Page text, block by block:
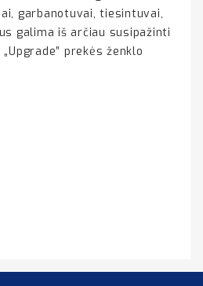
garbanotuvai, tiesintuvai,
galima iš arčiau susipažinti
prekės ženklo